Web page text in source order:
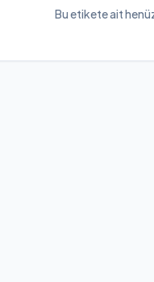
Bu etikete ait